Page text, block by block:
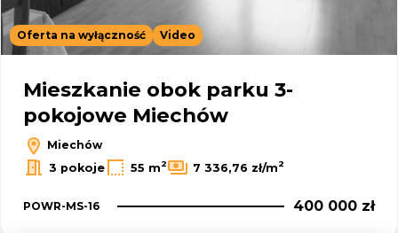
Oferta na wyłączność Video
Mieszkanie obok parku 3-
pokojowe Miechów
Miechów
3 pokoje
55 m2 7 336,76 zł/m2
POWR-MS-16 400 000 zł